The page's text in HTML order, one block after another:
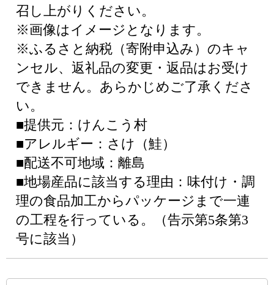
召し上がりください。
※画像はイメージとなります。
※ふるさと納税（寄附申込み）のキャ
ンセル、返礼品の変更・返品はお受け
できません。あらかじめご了承くださ
い。
■提供元：けんこう村
■アレルギー：さけ（鮭）
■配送不可地域：離島
■地場産品に該当する理由：味付け・調
理の食品加工からパッケージまで一連
の工程を行っている。（告示第5条第3
号に該当）